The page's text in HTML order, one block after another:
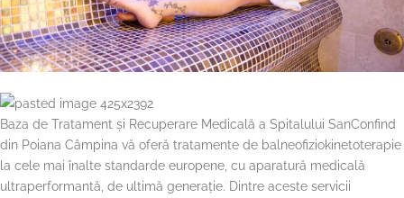
Baza de Tratament și Recuperare Medicală a Spitalului SanConfind
din Poiana Câmpina vă oferă tratamente de balneofiziokinetoterapie
la cele mai înalte standarde europene, cu aparatură medicală
ultraperformantă, de ultimă generație. Dintre aceste servicii